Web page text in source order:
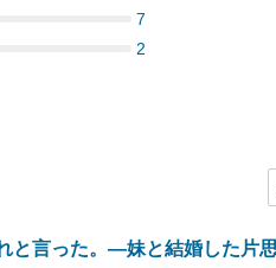
7
2
と言った。―妹と結婚した片